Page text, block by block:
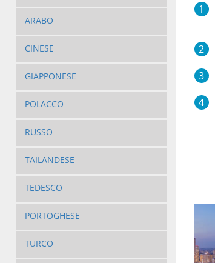
ARABO
CINESE
GIAPPONESE
POLACCO
RUSSO
TAILANDESE
TEDESCO
PORTOGHESE
TURCO